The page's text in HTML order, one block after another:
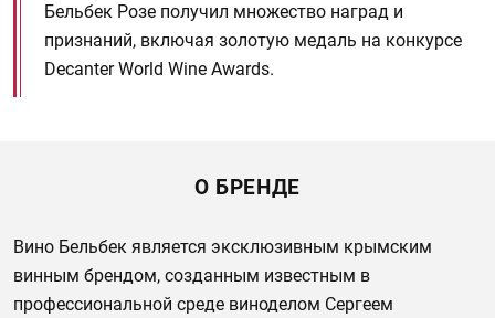
Бельбек Розе получил множество наград и
признаний, включая золотую медаль на конкурсе
Decanter World Wine Awards.
О БРЕНДЕ
Вино Бельбек является эксклюзивным крымским
винным брендом, созданным известным в
профессиональной среде виноделом Сергеем